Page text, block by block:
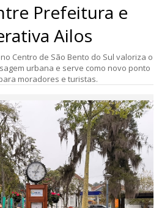
Prefeitura e
Ailos
Centro de São Bento do Sul valoriza o
urbana e serve como novo ponto
moradores e turistas.